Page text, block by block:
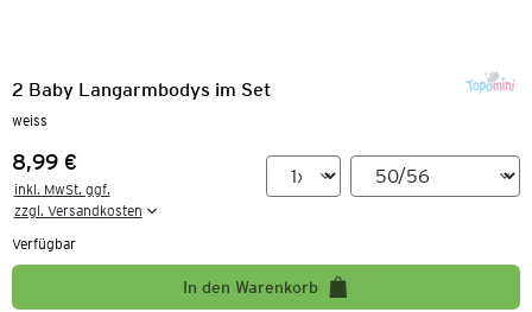
2 Baby Langarmbodys im Set
weiss
Preis:
8,99 €
inkl. MwSt. ggf.
zzgl. Versandkosten
Verfügbar
In den Warenkorb